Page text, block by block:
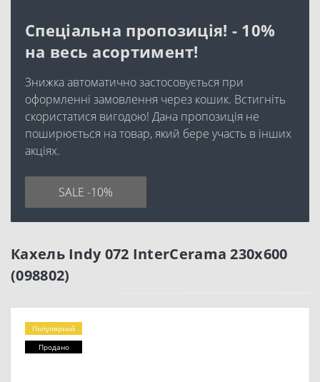
Спеціальна пропозиція! - 10%
на весь асортимент!
Знижка автоматично застосовується при
оформленні замовлення через кошик. Встигніть
скористатися вигодою! Дана пропозиція не
поширюється на товар, який бере участь в інших
акціях.
SALE -10%
Кахель Indy 072 InterCerama 230x600
(098802)
Популярний
Продано